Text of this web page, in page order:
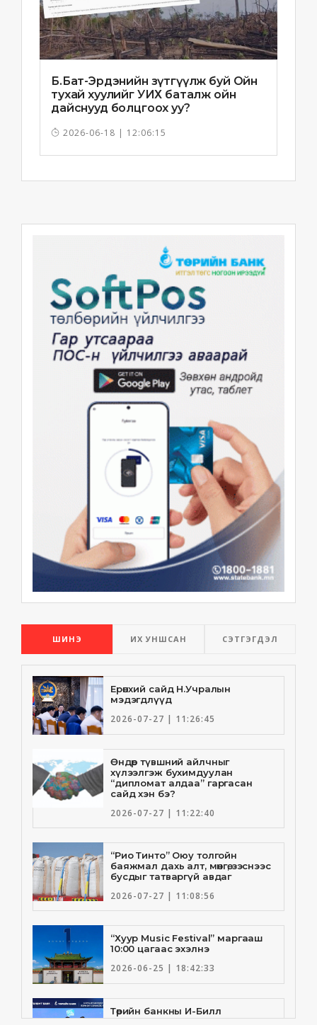
Б.Бат-Эрдэнийн зүтгүүлж буй Ойн
тухай хуулийг УИХ баталж ойн
дайснууд болцгоох уу?
2026-06-18 | 12:06:15
ШИНЭ ИХ УНШСАН СЭТГЭГДЭЛ
Ерөнхий сайд Н.Учралын
мэдэгдлүүд
2026-07-27 | 11:26:45
Өндөр түвшний айлчныг
хүлээлгэж бухимдуулан
“дипломат алдаа” гаргасан
сайд хэн бэ?
2026-07-27 | 11:22:40
“Рио Тинто” Оюу толгойн
баяжмал дахь алт, мөнгө, зэснээс
бусдыг татваргүй авдаг
2026-07-27 | 11:08:56
“Хуур Music Festival” маргааш
10:00 цагаас эхэлнэ
2026-06-25 | 18:42:33
Төрийн банкны И-Билл
үйлчилгээнд Голомт банк